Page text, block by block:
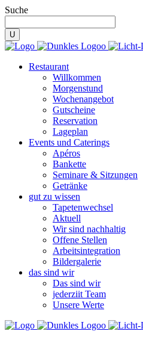
Suche
Restaurant
Willkommen
Morgenstund
Wochenangebot
Gutscheine
Reservation
Lageplan
Events und Caterings
Apéros
Bankette
Seminare & Sitzungen
Getränke
gut zu wissen
Tapetenwechsel
Aktuell
Wir sind nachhaltig
Offene Stellen
Arbeitsintegration
Bildergalerie
das sind wir
Das sind wir
jederziit Team
Unsere Werte